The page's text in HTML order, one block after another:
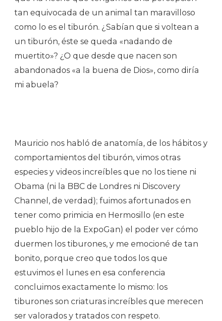
tan equivocada de un animal tan maravilloso
como lo es el tiburón. ¿Sabían que si voltean a
un tiburón, éste se queda «nadando de
muertito»? ¿O que desde que nacen son
abandonados «a la buena de Dios», como diría
mi abuela?
Mauricio nos habló de anatomía, de los hábitos y
comportamientos del tiburón, vimos otras
especies y videos increíbles que no los tiene ni
Obama (ni la BBC de Londres ni Discovery
Channel, de verdad); fuimos afortunados en
tener como primicia en Hermosillo (en este
pueblo hijo de la ExpoGan) el poder ver cómo
duermen los tiburones, y me emocioné de tan
bonito, porque creo que todos los que
estuvimos el lunes en esa conferencia
concluimos exactamente lo mismo: los
tiburones son criaturas increíbles que merecen
ser valorados y tratados con respeto.